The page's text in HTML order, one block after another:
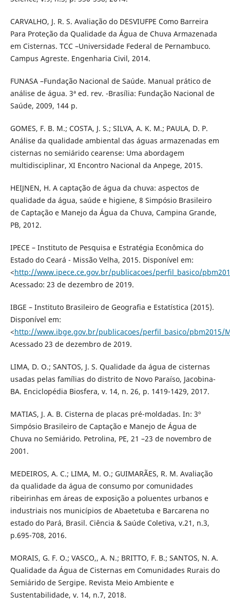
CARVALHO, J. R. S. Avaliação do DESVIUFPE Como Barreira
Para Proteção da Qualidade da Água de Chuva Armazenada
em Cisternas. TCC –Universidade Federal de Pernambuco.
Campus Agreste. Engenharia Civil, 2014.
FUNASA –Fundação Nacional de Saúde. Manual prático de
análise de água. 3ª ed. rev. -Brasília: Fundação Nacional de
Saúde, 2009, 144 p.
GOMES, F. B. M.; COSTA, J. S.; SILVA, A. K. M.; PAULA, D. P.
Análise da qualidade ambiental das águas armazenadas em
cisternas no semiárido cearense: Uma abordagem
multidisciplinar, XI Encontro Nacional da Anpege, 2015.
HEIJNEN, H. A captação de água da chuva: aspectos de
qualidade da água, saúde e higiene, 8 Simpósio Brasileiro
de Captação e Manejo da Água da Chuva, Campina Grande,
PB, 2012.
IPECE – Instituto de Pesquisa e Estratégia Econômica do
Estado do Ceará - Missão Velha, 2015. Disponível em:
<http://www.ipece.ce.gov.br/publicacoes/perfil_basico/
Acessado: 23 de dezembro de 2019.
IBGE – Instituto Brasileiro de Geografia e Estatística (2015).
Disponível em:
<http://www.ibge.gov.br/publicacoes/perfil_basico/pbm2015/
Acessado 23 de dezembro de 2019.
LIMA, D. O.; SANTOS, J. S. Qualidade da água de cisternas
usadas pelas famílias do distrito de Novo Paraíso, Jacobina-
BA. Enciclopédia Biosfera, v. 14, n. 26, p. 1419-1429, 2017.
MATIAS, J. A. B. Cisterna de placas pré-moldadas. In: 3º
Simpósio Brasileiro de Captação e Manejo de Água de
Chuva no Semiárido. Petrolina, PE, 21 –23 de novembro de
2001.
MEDEIROS, A. C.; LIMA, M. O.; GUIMARÃES, R. M. Avaliação
da qualidade da água de consumo por comunidades
ribeirinhas em áreas de exposição a poluentes urbanos e
industriais nos municípios de Abaetetuba e Barcarena no
estado do Pará, Brasil. Ciência & Saúde Coletiva, v.21, n.3,
p.695-708, 2016.
MORAIS, G. F. O.; VASCO,, A. N.; BRITTO, F. B.; SANTOS, N. A.
Qualidade da Água de Cisternas em Comunidades Rurais do
Semiárido de Sergipe. Revista Meio Ambiente e
Sustentabilidade, v. 14, n.7, 2018.